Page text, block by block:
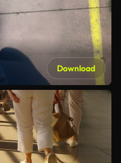
Download